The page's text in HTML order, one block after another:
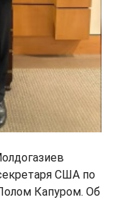
США по
Капуром. Об